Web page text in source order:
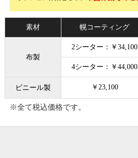
素材 幌コーティング
布製
2シーター：￥34,100
4シーター：￥44,000
ビニール製 ￥23,100
※全て税込価格です。